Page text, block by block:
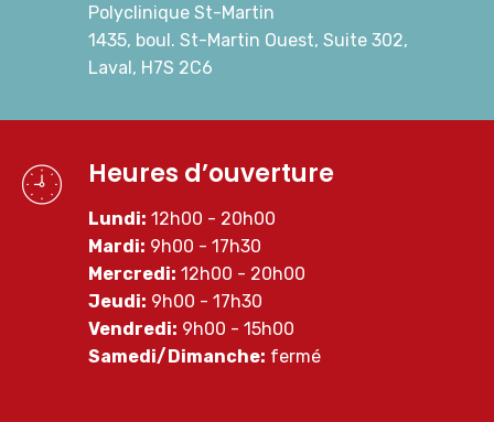
Polyclinique St-Martin
1435, boul. St-Martin Ouest, Suite 302,
Laval, H7S 2C6
Heures d’ouverture
Lundi: 12h00 - 20h00
Mardi: 9h00 - 17h30
Mercredi: 12h00 - 20h00
Jeudi: 9h00 - 17h30
Vendredi: 9h00 - 15h00
Samedi/Dimanche: fermé